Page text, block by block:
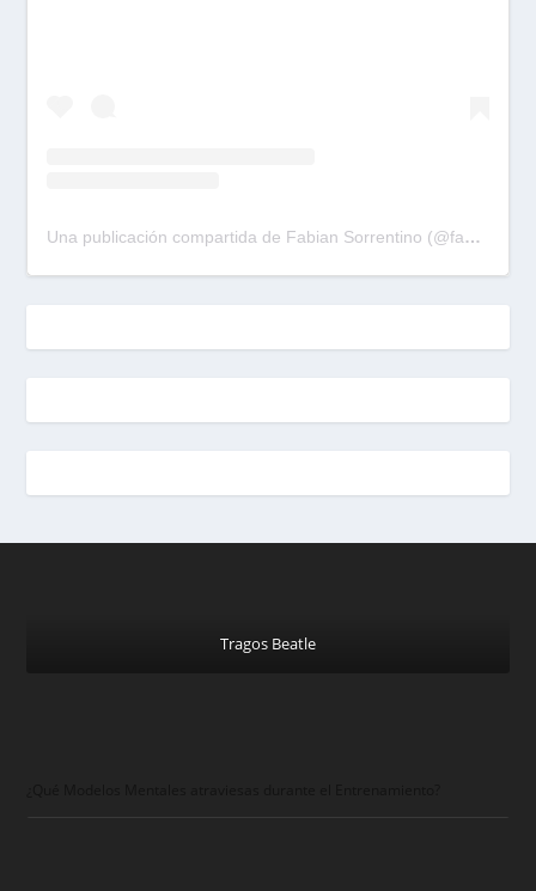
Una publicación compartida de Fabian Sorrentino (@fabiansonria)
Tragos Beatle